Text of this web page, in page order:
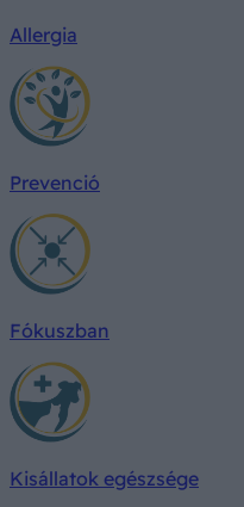
Allergia
Prevenció
Fókuszban
Kisállatok egészsége